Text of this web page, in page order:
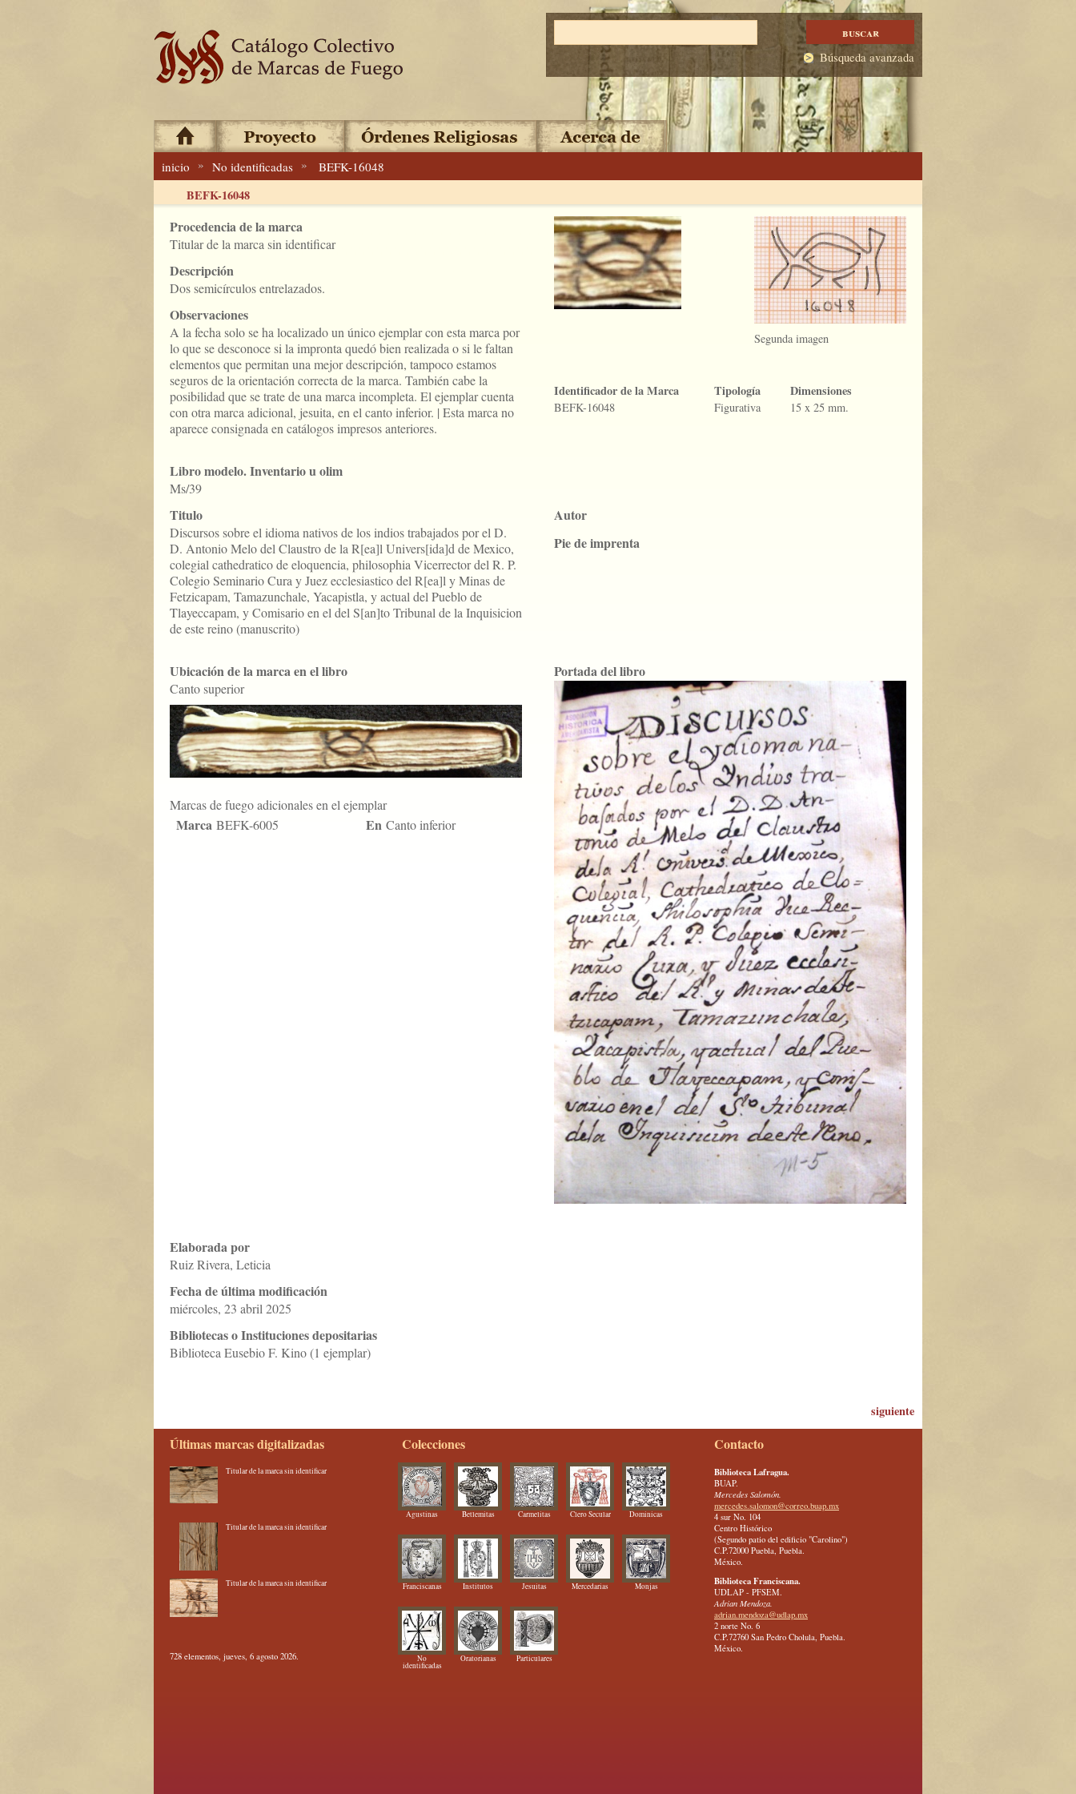
Búsqueda avanzada
inicio » No identificadas » BEFK-16048
BEFK-16048
Procedencia de la marca
Titular de la marca sin identificar
Descripción
Dos semicírculos entrelazados.
Observaciones
A la fecha solo se ha localizado un único ejemplar con esta marca por
lo que se desconoce si la impronta quedó bien realizada o si le faltan
elementos que permitan una mejor descripción, tampoco estamos
seguros de la orientación correcta de la marca. También cabe la
posibilidad que se trate de una marca incompleta. El ejemplar cuenta
con otra marca adicional, jesuita, en el canto inferior. | Esta marca no
aparece consignada en catálogos impresos anteriores.
Segunda imagen
Identificador de la Marca
BEFK-16048
Tipología
Figurativa
Dimensiones
15 x 25 mm.
Libro modelo. Inventario u olim
Ms/39
Titulo
Discursos sobre el idioma nativos de los indios trabajados por el D.
D. Antonio Melo del Claustro de la R[ea]l Univers[ida]d de Mexico,
colegial cathedratico de eloquencia, philosophia Vicerrector del R. P.
Colegio Seminario Cura y Juez ecclesiastico del R[ea]l y Minas de
Fetzicapam, Tamazunchale, Yacapistla, y actual del Pueblo de
Tlayeccapam, y Comisario en el del S[an]to Tribunal de la Inquisicion
de este reino (manuscrito)
Autor
Pie de imprenta
Ubicación de la marca en el libro
Canto superior
Marcas de fuego adicionales en el ejemplar
Marca BEFK-6005 En Canto inferior
Portada del libro
Elaborada por
Ruiz Rivera, Leticia
Fecha de última modificación
miércoles, 23 abril 2025
Bibliotecas o Instituciones depositarias
Biblioteca Eusebio F. Kino (1 ejemplar)
siguiente
Últimas marcas digitalizadas
Titular de la marca sin identificar
Titular de la marca sin identificar
Titular de la marca sin identificar
728 elementos, jueves, 6 agosto 2026.
Colecciones
Agustinas Betlemitas Carmelitas Clero Secular Dominicas
Franciscanas Institutos Jesuitas Mercedarias Monjas
No
identificadas
Oratorianas Particulares
Contacto
Biblioteca Lafragua.
BUAP.
Mercedes Salomón.
mercedes.salomon@correo.buap.mx
4 sur No. 104
Centro Histórico
(Segundo patio del edificio "Carolino")
C.P.72000 Puebla, Puebla.
México.
Biblioteca Franciscana.
UDLAP - PFSEM.
Adrian Mendoza.
adrian.mendoza@udlap.mx
2 norte No. 6
C.P.72760 San Pedro Cholula, Puebla.
México.